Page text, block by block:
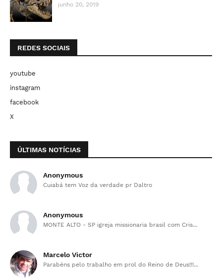
junho 20, 2019
REDES SOCIAIS
youtube
instagram
facebook
X
ÚLTIMAS NOTÍCIAS
Anonymous
Cuiabá tem Voz da verdade pr Daltro
Anonymous
MONTE ALTO - SP igreja missionaria brasil com Cris...
Marcelo Victor
Parabéns pelo trabalho em prol do Reino de Deus!!!...